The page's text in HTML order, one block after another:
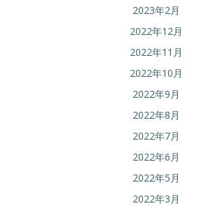
2023年2月
2022年12月
2022年11月
2022年10月
2022年9月
2022年8月
2022年7月
2022年6月
2022年5月
2022年3月